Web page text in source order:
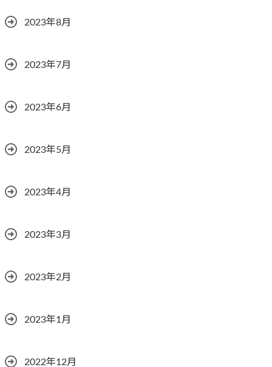
2023年8月
2023年7月
2023年6月
2023年5月
2023年4月
2023年3月
2023年2月
2023年1月
2022年12月